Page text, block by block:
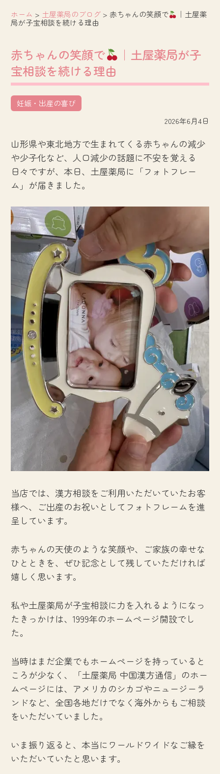
ホーム > 土屋薬局のブログ >赤ちゃんの笑顔で
｜土屋薬
局が子宝相談を続ける理由
赤ちゃんの笑顔で
｜土屋薬局が子
宝相談を続ける理由
妊娠・出産の喜び
2026年6月4日
山形県や東北地方で生まれてくる赤ちゃんの減少
や少子化など、人口減少の話題に不安を覚える
日々ですが、本日、土屋薬局に「フォトフレー
ム」が届きました。
当店では、漢方相談をご利用いただいていたお客
様へ、ご出産のお祝いとしてフォトフレームを進
呈しています。
赤ちゃんの天使のような笑顔や、ご家族の幸せな
ひとときを、ぜひ記念として残していただければ
嬉しく思います。
私や土屋薬局が子宝相談に力を入れるようになっ
たきっかけは、1999年のホームページ開設でし
た。
当時はまだ企業でもホームページを持っていると
ころが少なく、「土屋薬局 中国漢方通信」のホー
ムページには、アメリカのシカゴやニュージーラ
ンドなど、全国各地だけでなく海外からもご相談
をいただいていました。
いま振り返ると、本当にワールドワイドなご縁を
いただいていたと思います。